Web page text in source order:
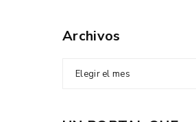
Archivos
Elegir el mes